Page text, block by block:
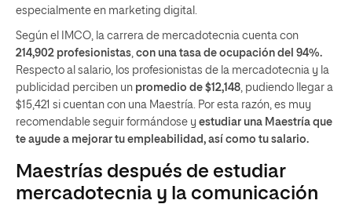
especialmente en marketing digital.
Según el IMCO, la carrera de mercadotecnia cuenta con
214,902 profesionistas con una tasa de ocupación del 94%.
Respecto al salario, los profesionistas de la mercadotecnia y la
publicidad perciben un promedio de $12,148 , pudiendo llegar a
$15,421 si cuentan con una Maestría. Por esta razón, es muy
recomendable seguir formándose y estudiar una Maestría que
te ayude a mejorar tu empleabilidad, así como tu salario.
Maestrías después de estudiar
mercadotecnia y la comunicación